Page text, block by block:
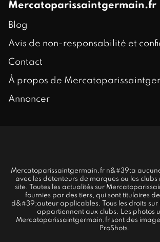
Mercatoparissaintgermain.fr
Blog
Avis de non-responsabilité et
Contact
À propos de
Annoncer
Mercatoparissaintgermain.fr n&#39;a
avec les détenteurs de marques ou les clubs
site. Toutes les actualités sur
fournies par des tiers, qui sont titulaires
d&#39;auteur applicables. Tous les droits sur
appartiennent aux clubs. Les photos
Mercatoparissaintgermain.fr sont des
ProShots.